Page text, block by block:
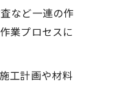
など一連の作
業プロセスに
工計画や材料